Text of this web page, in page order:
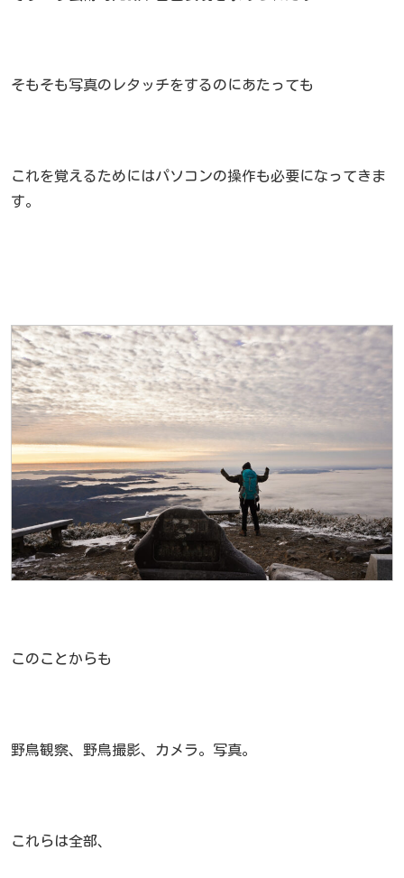
そもそも写真のレタッチをするのにあたっても
これを覚えるためにはパソコンの操作も必要になってきま
す。
このことからも
野鳥観察、野鳥撮影、カメラ。写真。
これらは全部、